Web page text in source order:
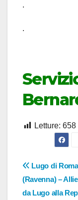
.
.
Letture: 658
articoli
Lugo di
(Ravenna) –
da Lugo alla